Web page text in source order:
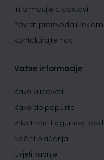
Informacije o dostavi
Povrat proizvoda i
Kontaktirajte nas
Važne informacije
Kako kupovati
Kako do popusta
Privatnost i sigurnost
Načini plaćanja
Uvjeti kupnje